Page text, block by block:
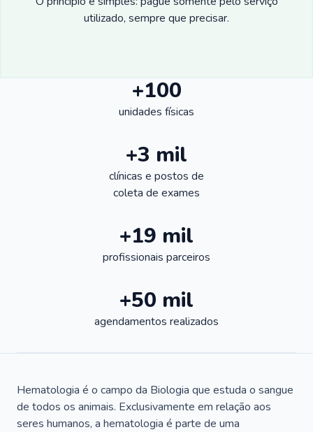
utilizado, sempre que precisar.
+100
unidades físicas
+3 mil
clínicas e postos de
coleta de exames
+19 mil
profissionais parceiros
+50 mil
agendamentos realizados
Hematologia é o campo da Biologia que estuda o sangue
de todos os animais. Exclusivamente em relação aos
seres humanos, a hematologia é parte de uma